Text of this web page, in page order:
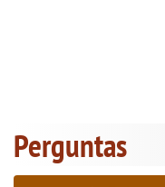
Perguntas